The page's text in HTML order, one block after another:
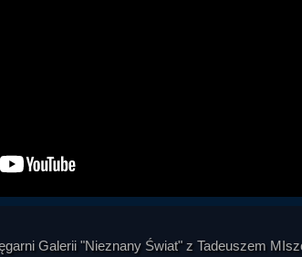
Galerii "Nieznany Świat" z Tadeuszem